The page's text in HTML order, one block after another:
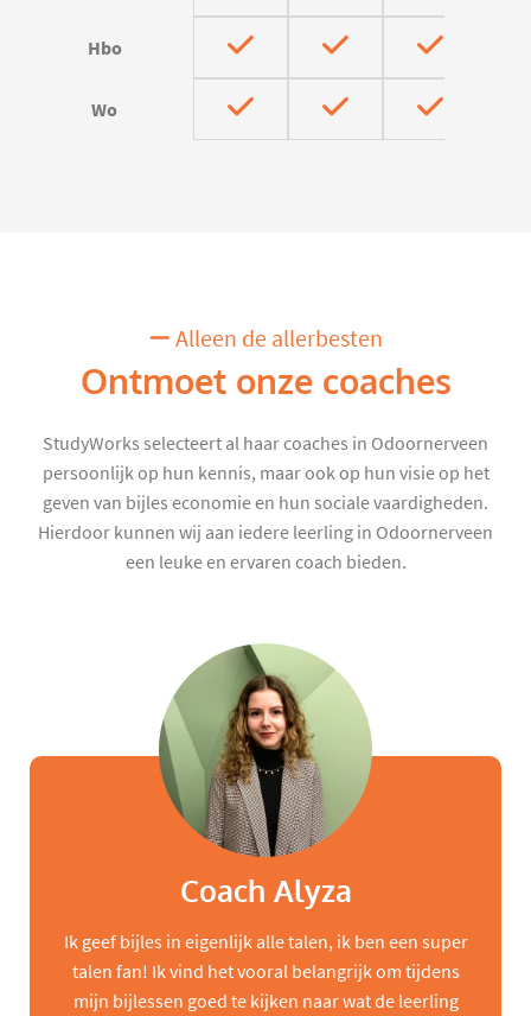
Hbo
Wo
Alleen de allerbesten
Ontmoet onze coaches
StudyWorks selecteert al haar coaches in Odoornerveen
persoonlijk op hun kennis, maar ook op hun visie op het
geven van bijles economie en hun sociale vaardigheden.
Hierdoor kunnen wij aan iedere leerling in Odoornerveen
een leuke en ervaren coach bieden.
Coach Alyza
Ik geef bijles in eigenlijk alle talen, ik ben een super
talen fan! Ik vind het vooral belangrijk om tijdens
mijn bijlessen goed te kijken naar wat de leerling